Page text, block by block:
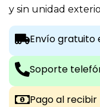
y sin unidad
Envío gratuito
Soporte
Pago al recibir